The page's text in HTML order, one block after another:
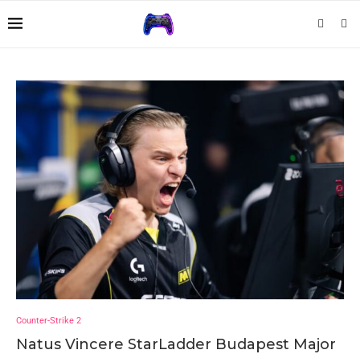
Counter-Strike 2
Natus Vincere StarLadder Budapest Major